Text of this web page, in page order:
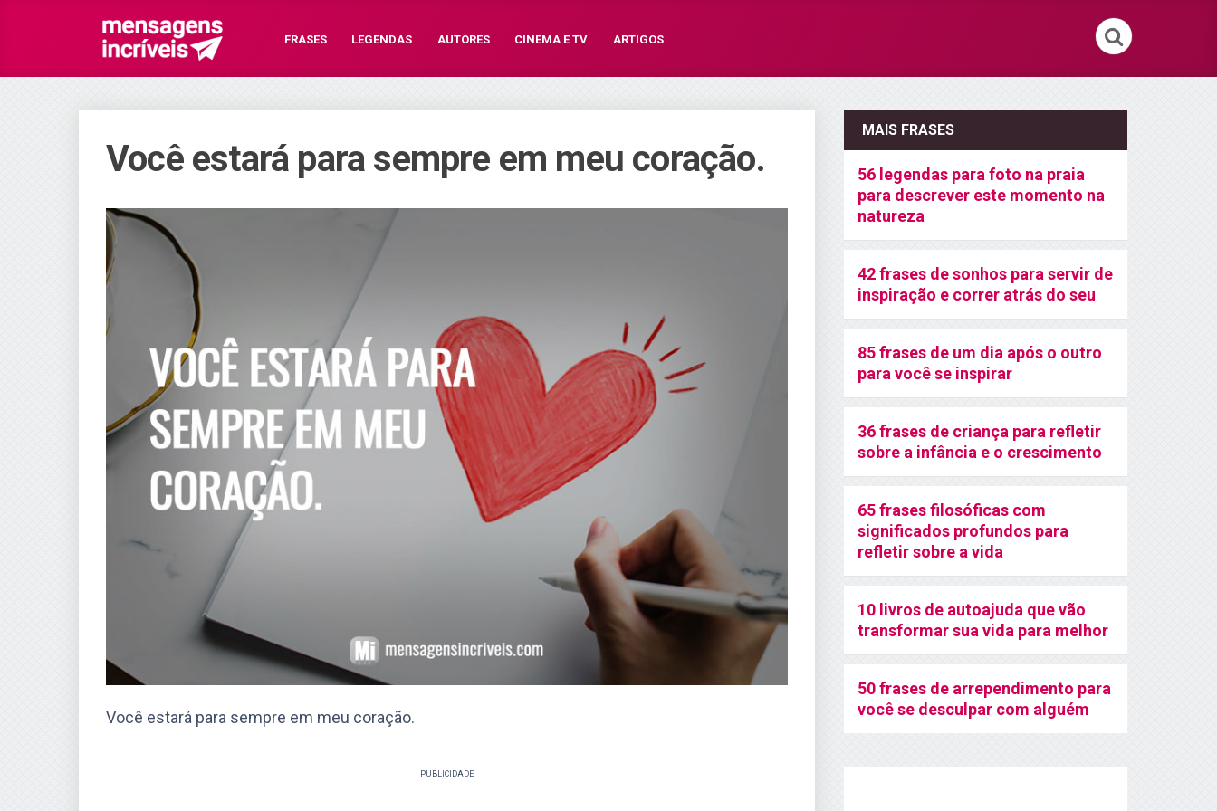
FRASES LEGENDAS AUTORES CINEMA E TV ARTIGOS
Você estará para sempre em meu coração.
Você estará para sempre em meu coração.
PUBLICIDADE
MAIS FRASES
56 legendas para foto na praia
para descrever este momento na
natureza
42 frases de sonhos para servir de
inspiração e correr atrás do seu
85 frases de um dia após o outro
para você se inspirar
36 frases de criança para refletir
sobre a infância e o crescimento
65 frases filosóficas com
significados profundos para
refletir sobre a vida
10 livros de autoajuda que vão
transformar sua vida para melhor
50 frases de arrependimento para
você se desculpar com alguém